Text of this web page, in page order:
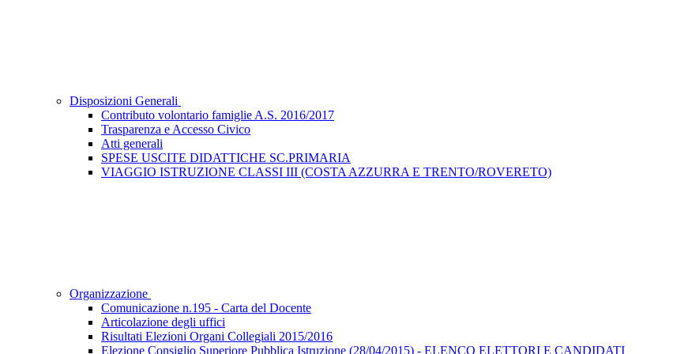
Disposizioni Generali
Contributo volontario famiglie A.S. 2016/2017
Trasparenza e Accesso Civico
Atti generali
SPESE USCITE DIDATTICHE SC.PRIMARIA
VIAGGIO ISTRUZIONE CLASSI III (COSTA AZZURRA E TRENTO/ROVERETO)
Organizzazione
Comunicazione n.195 - Carta del Docente
Articolazione degli uffici
Risultati Elezioni Organi Collegiali 2015/2016
Elezione Consiglio Superiore Pubblica Istruzione (28/04/2015) - ELENCO ELETTORI E CANDIDATI